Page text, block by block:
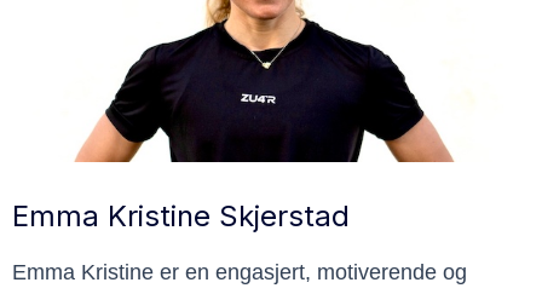
Emma Kristine Skjerstad
Emma Kristine er en engasjert, motiverende og